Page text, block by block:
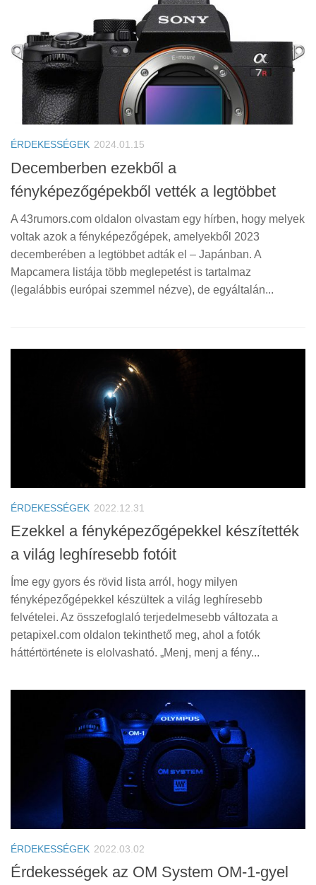
ÉRDEKESSÉGEK 2024.01.15
Decemberben ezekből a
fényképezőgépekből vették a legtöbbet
A 43rumors.com oldalon olvastam egy hírben, hogy melyek
voltak azok a fényképezőgépek, amelyekből 2023
decemberében a legtöbbet adták el – Japánban. A
Mapcamera listája több meglepetést is tartalmaz
(legalábbis európai szemmel nézve), de egyáltalán...
ÉRDEKESSÉGEK 2022.12.31
Ezekkel a fényképezőgépekkel készítették
a világ leghíresebb fotóit
Íme egy gyors és rövid lista arról, hogy milyen
fényképezőgépekkel készültek a világ leghíresebb
felvételei. Az összefoglaló terjedelmesebb változata a
petapixel.com oldalon tekinthető meg, ahol a fotók
háttértörténete is elolvasható. „Menj, menj a fény...
ÉRDEKESSÉGEK 2022.03.02
Érdekességek az OM System OM-1-gyel